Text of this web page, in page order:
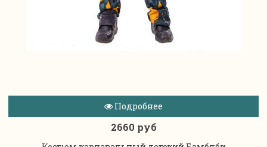
Подробнее
2660 руб